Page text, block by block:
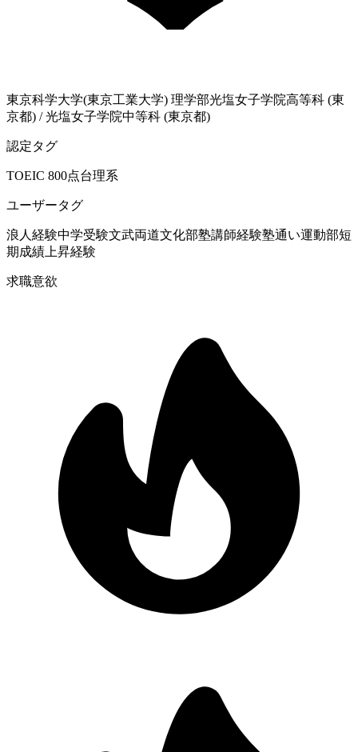
東京科学大学(東京工業大学) 理学部光塩女子学院高等科 (東
京都) /光塩女子学院中等科 (東京都)
認定タグ
TOEIC 800点台理系
ユーザータグ
浪人経験中学受験文武両道文化部塾講師経験塾通い運動部短
期成績上昇経験
求職意欲